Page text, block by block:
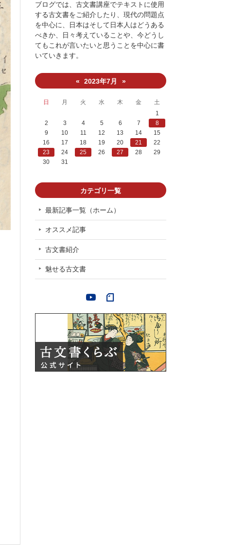
ブログでは、古文書講座でテキストに使用
する古文書をご紹介したり、現代の問題点
を中心に、日本はそして日本人はどうある
べきか、日々考えていることや、今どうし
てもこれが言いたいと思うことを中心に書
いていきます。
« 2023年7月 »
日 月 火 水 木 金
土
1
2
3 4 5 6 7
8
9
10 11 12 13 14
15
16
17 18 19 20 21
22
23
24 25 26 27 28
29
30
31
カテゴリ一覧
最新記事一覧（ホーム）
オススメ記事
古文書紹介
魅せる古文書
YouTube